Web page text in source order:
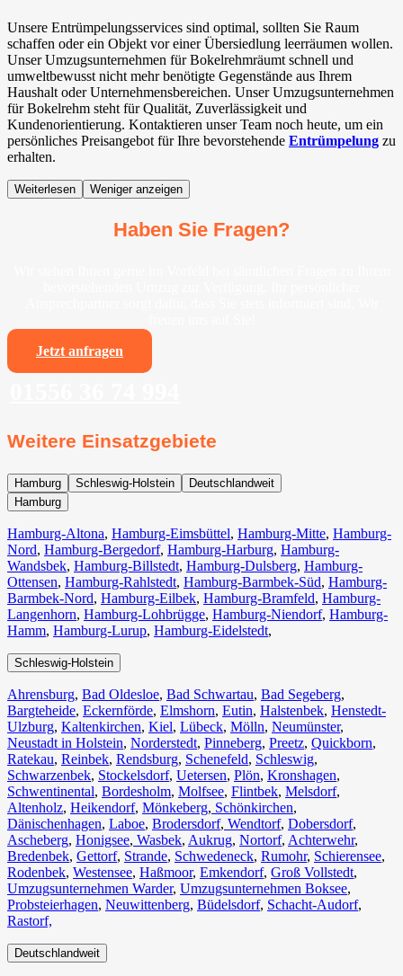
Unsere Entrümpelungsservices sind optimal, sollten Sie Raum
schaffen oder ein Objekt vor einer Übersiedlung leerräumen wollen.
Unser Umzugsunternehmen für Bokelrehmräumt schnell und
umweltbewusst nicht mehr benötigte Gegenstände aus Ihrem
Haushalt oder Unternehmensbereichen. Unser Umzugsunternehmen
für Bokelrehm steht für Qualität, Zuverlässigkeit und
Kundenorientierung. Kontaktieren unser Team noch heute, um ein
persönliches Preisangebot für Ihre bevorstehende Entrümpelung zu
erhalten.
Weiterlesen Weniger anzeigen
Haben Sie Fragen?
Jetzt anfragen
Weitere Einsatzgebiete
Hamburg Schleswig-Holstein
Deutschlandweit
Hamburg
Hamburg-Altona, Hamburg-Eimsbüttel, Hamburg-Mitte, Hamburg-
Nord, Hamburg-Bergedorf, Hamburg-Harburg, Hamburg-
Wandsbek, Hamburg-Billstedt, Hamburg-Dulsberg, Hamburg-
Ottensen, Hamburg-Rahlstedt, Hamburg-Barmbek-Süd, Hamburg-
Barmbek-Nord, Hamburg-Eilbek, Hamburg-Bramfeld, Hamburg-
Langenhorn, Hamburg-Lohbrügge, Hamburg-Niendorf, Hamburg-
Hamm, Hamburg-Lurup, Hamburg-Eidelstedt,
Schleswig-Holstein
Ahrensburg, Bad Oldesloe, Bad Schwartau, Bad Segeberg,
Bargteheide, Eckernförde, Elmshorn, Eutin, Halstenbek, Henstedt-
Ulzburg, Kaltenkirchen, Kiel, Lübeck, Mölln, Neumünster,
Neustadt in Holstein, Norderstedt, Pinneberg, Preetz, Quickborn,
Ratekau, Reinbek, Rendsburg, Schenefeld, Schleswig,
Schwarzenbek, Stockelsdorf, Uetersen, Plön, Kronshagen,
Schwentinental, Bordesholm, Molfsee, Flintbek, Melsdorf,
Altenholz, Heikendorf, Mönkeberg, Schönkirchen,
Dänischenhagen, Laboe, Brodersdorf, Wendtorf, Dobersdorf,
Ascheberg, Honigsee, Wasbek, Aukrug, Nortorf, Achterwehr,
Bredenbek, Gettorf, Strande, Schwedeneck, Rumohr, Schierensee,
Rodenbek, Westensee, Haßmoor, Emkendorf, Groß Vollstedt,
Umzugsunternehmen Warder, Umzugsunternehmen Boksee,
Probsteierhagen, Neuwittenberg, Büdelsdorf, Schacht-Audorf,
Rastorf,
Deutschlandweit